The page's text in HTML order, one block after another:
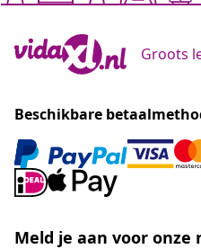
Groots
Beschikbare
Meld je aan voor onze